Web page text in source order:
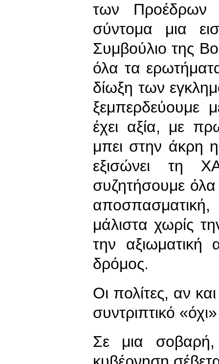
των Προέδρων
σύντομα μια
Συμβούλιο της
όλα τα
δίωξη των
ξεμπερδεύουμε
έχει αξία, με
μπει στην άκρη
εξισώνει τη
συζητήσουμε
μάλιστα χωρίς
την αξιωματική
δρόμος.
Οι πολίτες, αν
συντριπτικό
Σε μια